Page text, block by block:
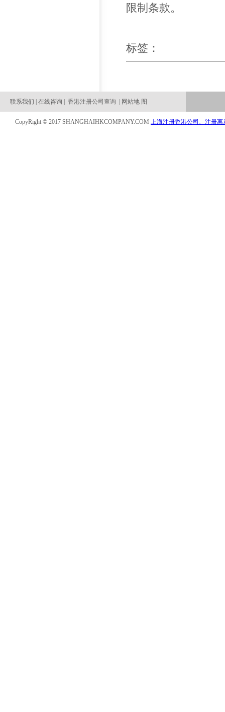
限制条款。
标签：
联系我们 | 在线咨询 | 香港注册公司查询 | 网站地 图
CopyRight © 2017 SHANGHAIHKCOMPANY.COM 上海注册香港公司、注册离